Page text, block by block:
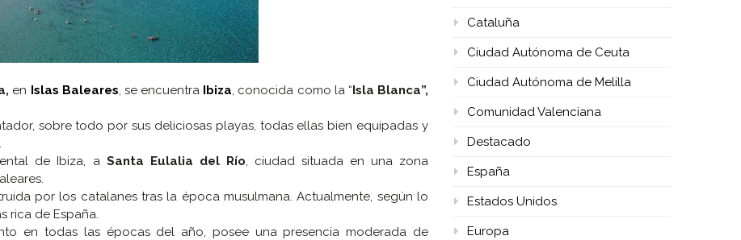
en Islas Baleares, se encuentra Ibiza, conocida como la “Isla Blanca”,
sobre todo por sus deliciosas playas, todas ellas bien equipadas y
de Ibiza, a Santa Eulalia del Río, ciudad situada en una zona
por los catalanes tras la época musulmana. Actualmente, según lo
rica de España.
en todas las épocas del año, posee una presencia moderada de
Cataluña
Ciudad Autónoma de Ceuta
Ciudad Autónoma de Melilla
Comunidad Valenciana
Destacado
España
Estados Unidos
Europa